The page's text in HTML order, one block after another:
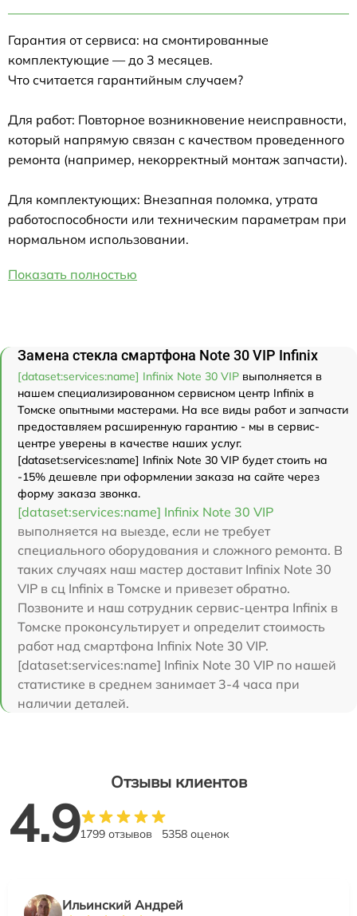
Гарантия от сервиса: на смонтированные
комплектующие — до 3 месяцев.
Что считается гарантийным случаем?
Для работ: Повторное возникновение неисправности,
который напрямую связан с качеством проведенного
ремонта (например, некорректный монтаж запчасти).
Для комплектующих: Внезапная поломка, утрата
работоспособности или техническим параметрам при
нормальном использовании.
Показать полностью
Замена стекла смартфона Note 30 VIP Infinix
[dataset:services:name] Infinix Note 30 VIP выполняется в
нашем специализированном сервисном центр Infinix в
Томске опытными мастерами. На все виды работ и запчасти
предоставляем расширенную гарантию - мы в сервис-
центре уверены в качестве наших услуг.
[dataset:services:name] Infinix Note 30 VIP будет стоить на
-15% дешевле при оформлении заказа на сайте через
форму заказа звонка.
[dataset:services:name] Infinix Note 30 VIP
выполняется на выезде, если не требует
специального оборудования и сложного ремонта. В
таких случаях наш мастер доставит Infinix Note 30
VIP в сц Infinix в Томске и привезет обратно.
Позвоните и наш сотрудник сервис-центра Infinix в
Томске проконсультирует и определит стоимость
работ над смартфона Infinix Note 30 VIP.
[dataset:services:name] Infinix Note 30 VIP по нашей
статистике в среднем занимает 3-4 часа при
наличии деталей.
Отзывы клиентов
4.91799 отзывов 5358 оценок
Ильинский Андрей